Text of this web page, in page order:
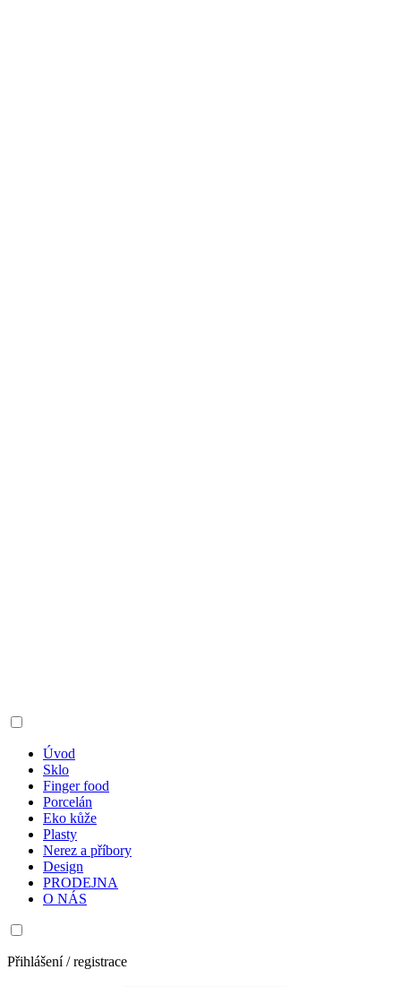
Úvod
Sklo
Finger food
Porcelán
Eko kůže
Plasty
Nerez a příbory
Design
PRODEJNA
O NÁS
Přihlášení / registrace